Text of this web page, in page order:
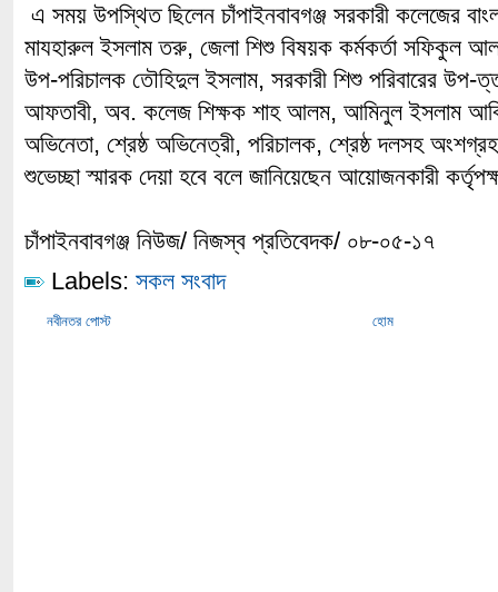
এ সময় উপস্থিত ছিলেন চাঁপাইনবাবগঞ্জ সরকারী কলেজের
মাযহারুল ইসলাম তরু, জেলা শিশু বিষয়ক কর্মকর্তা সফিকুল
উপ-পরিচালক তৌহিদুল ইসলাম, সরকারী শিশু পরিবারের উপ-
আফতাবী, অব. কলেজ শিক্ষক শাহ আলম, আমিনুল ইসলাম
অভিনেতা, শ্রেষ্ঠ অভিনেত্রী, পরিচালক, শ্রেষ্ঠ দলসহ
শুভেচ্ছা স্মারক দেয়া হবে বলে জানিয়েছেন আয়োজনকারী
চাঁপাইনবাবগঞ্জ নিউজ/ নিজস্ব প্রতিবেদক/ ০৮-০৫-১৭
Labels: সকল সংবাদ
নবীনতর পোস্ট হোম